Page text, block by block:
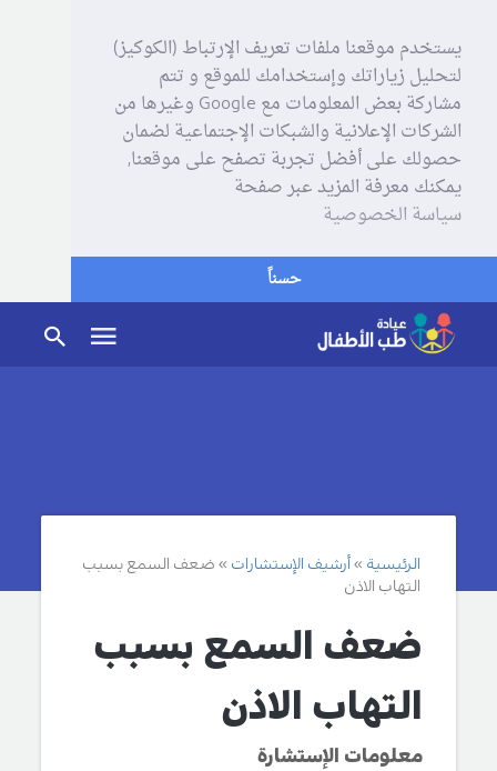
يستخدم موقعنا ملفات تعريف الإرتباط (الكوكيز)
لتحليل زياراتك وإستخدامك للموقع و تتم
مشاركة بعض المعلومات مع Google وغيرها من
الشركات الإعلانية والشبكات الإجتماعية لضمان
حصولك على أفضل تجربة تصفح على موقعنا,
يمكنك معرفة المزيد عبر صفحة
سياسة الخصوصية
حسناً
الرئيسية أرشيف الإستشارات
ضعف السمع بسبب
التهاب الاذن
ضعف السمع بسبب
التهاب الاذن
معلومات الإستشارة